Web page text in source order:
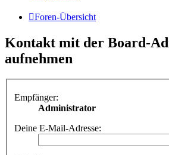
Foren-Übersicht
Kontakt mit der Board-
aufnehmen
Empfänger:
Administrator
Deine E-Mail-Adresse: